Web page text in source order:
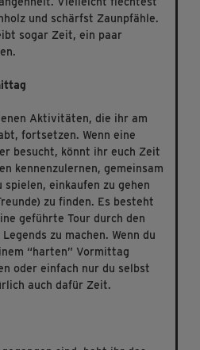
und schärfst Zaunpfähle.
sogar Zeit, ein paar
Aktivitäten, die ihr am
fortsetzen. Wenn eine
besucht, könnt ihr euch Zeit
kennenzulernen, gemeinsam
einkaufen zu gehen
zu finden. Es besteht
geführte Tour durch den
zu machen. Wenn du
“harten” Vormittag
oder einfach nur du selbst
auch dafür Zeit.